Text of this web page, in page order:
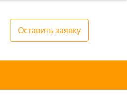
Оставить заявку